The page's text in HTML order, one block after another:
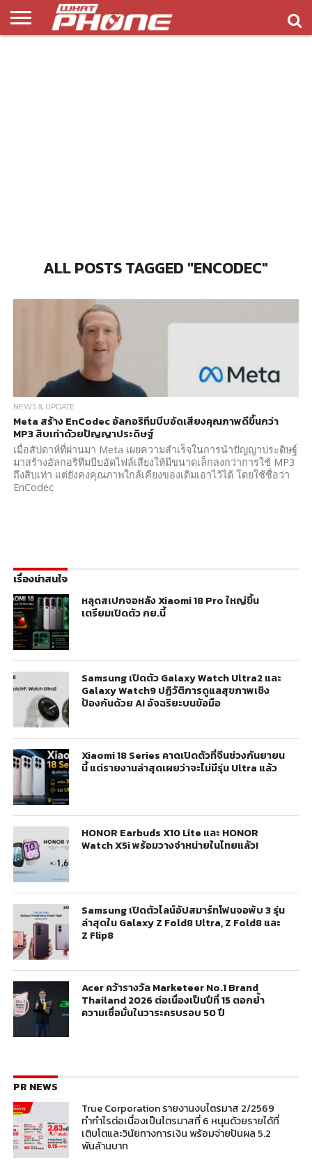
ALL POSTS TAGGED "ENCODEC"
NEWS & UPDATE
Meta สร้าง EnCodec อัลกอริทึมบีบอัดเสียงคุณภาพดีขึ้นกว่า
MP3 สิบเท่าด้วยปัญญาประดิษฐ์
เมื่อสัปดาห์ที่ผ่านมา Meta เผยความสำเร็จในการนำปัญญาประดิษฐ์
มาสร้างอัลกอริทึมบีบอัดไฟล์เสียงให้มีขนาดเล็กลงกว่าการใช้ MP3
ถึงสิบเท่า แต่ยังคงคุณภาพใกล้เคียงของเดิมเอาไว้ได้ โดยใช้ชื่อว่า
EnCodec
เรื่องน่าสนใจ
หลุดสเปกจอหลัง Xiaomi 18 Pro ใหญ่ขึ้น
เตรียมเปิดตัว กย.นี้
Samsung เปิดตัว Galaxy Watch Ultra2 และ
Galaxy Watch9 ปฏิวัติการดูแลสุขภาพเชิง
ป้องกันด้วย AI อัจฉริยะบนข้อมือ
Xiaomi 18 Series คาดเปิดตัวที่จีนช่วงกันยายน
นี้ แต่รายงานล่าสุดเผยว่าจะไม่มีรุ่น Ultra แล้ว
HONOR Earbuds X10 Lite และ HONOR
Watch X5i พร้อมวางจำหน่ายในไทยแล้ว!
Samsung เปิดตัวไลน์อัปสมาร์ทโฟนจอพับ 3 รุ่น
ล่าสุดใน Galaxy Z Fold8 Ultra, Z Fold8 และ
Z Flip8
Acer คว้ารางวัล Marketeer No.1 Brand
Thailand 2026 ต่อเนื่องเป็นปีที่ 15 ตอกย้ำ
ความเชื่อมั่นในวาระครบรอบ 50 ปี
PR NEWS
True Corporation รายงานงบไตรมาส 2/2569
ทำกำไรต่อเนื่องเป็นไตรมาสที่ 6 หนุนด้วยรายได้ที่
เติบโตและวินัยทางการเงิน พร้อมจ่ายปันผล 5.2
พันล้านบาท